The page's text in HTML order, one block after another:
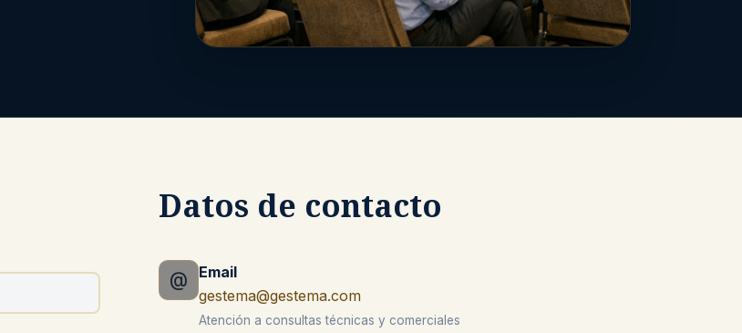
Datos de contacto
@
Email
gestema@gestema.com
Atención a consultas técnicas y comerciales